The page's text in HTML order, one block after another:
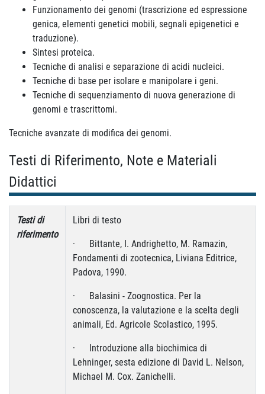
Funzionamento dei genomi (trascrizione ed espressione
genica, elementi genetici mobili, segnali epigenetici e
traduzione).
Sintesi proteica.
Tecniche di analisi e separazione di acidi nucleici.
Tecniche di base per isolare e manipolare i geni.
Tecniche di sequenziamento di nuova generazione di
genomi e trascrittomi.
Tecniche avanzate di modifica dei genomi.
Testi di Riferimento, Note e Materiali
Didattici
Testi di
riferimento
Libri di testo
· Bittante, I. Andrighetto, M. Ramazin,
Fondamenti di zootecnica, Liviana Editrice,
Padova, 1990.
· Balasini - Zoognostica. Per la
conoscenza, la valutazione e la scelta degli
animali, Ed. Agricole Scolastico, 1995.
· Introduzione alla biochimica di
Lehninger, sesta edizione di David L. Nelson,
Michael M. Cox. Zanichelli.